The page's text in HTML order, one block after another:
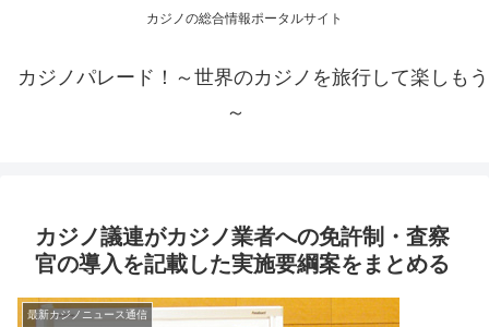
カジノの総合情報ポータルサイト
カジノパレード！～世界のカジノを旅行して楽しもう
～
カジノ議連がカジノ業者への免許制・査察
官の導入を記載した実施要綱案をまとめる
最新カジノニュース通信